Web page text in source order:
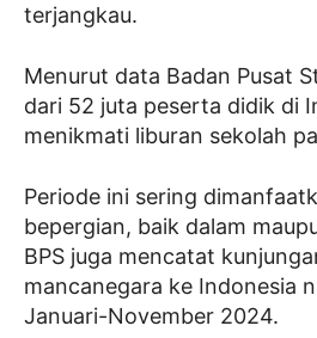
terjangkau.
Menurut data Badan Pusat
dari 52 juta peserta didik di
menikmati liburan sekolah
Periode ini sering
bepergian, baik dalam
BPS juga mencatat
mancanegara ke Indonesia
Januari-November 2024.